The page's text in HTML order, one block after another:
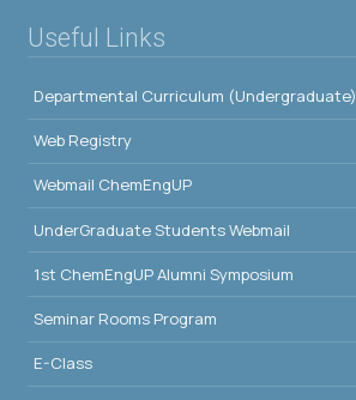
Useful Links
Departmental Curriculum (Undergraduate)
Web Registry
Webmail ChemEngUP
UnderGraduate Students Webmail
1st ChemEngUP Alumni Symposium
Seminar Rooms Program
E-Class